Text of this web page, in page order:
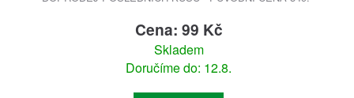
Cena: 99 Kč
Skladem
Doručíme do: 12.8.